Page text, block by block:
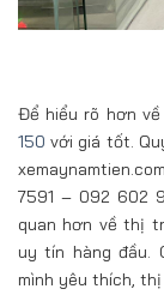
Để hiểu rõ hơn
150 với giá tốt.
7591 – 092 602
quan hơn về thị
uy tín hàng đầu.
mình yêu thích,